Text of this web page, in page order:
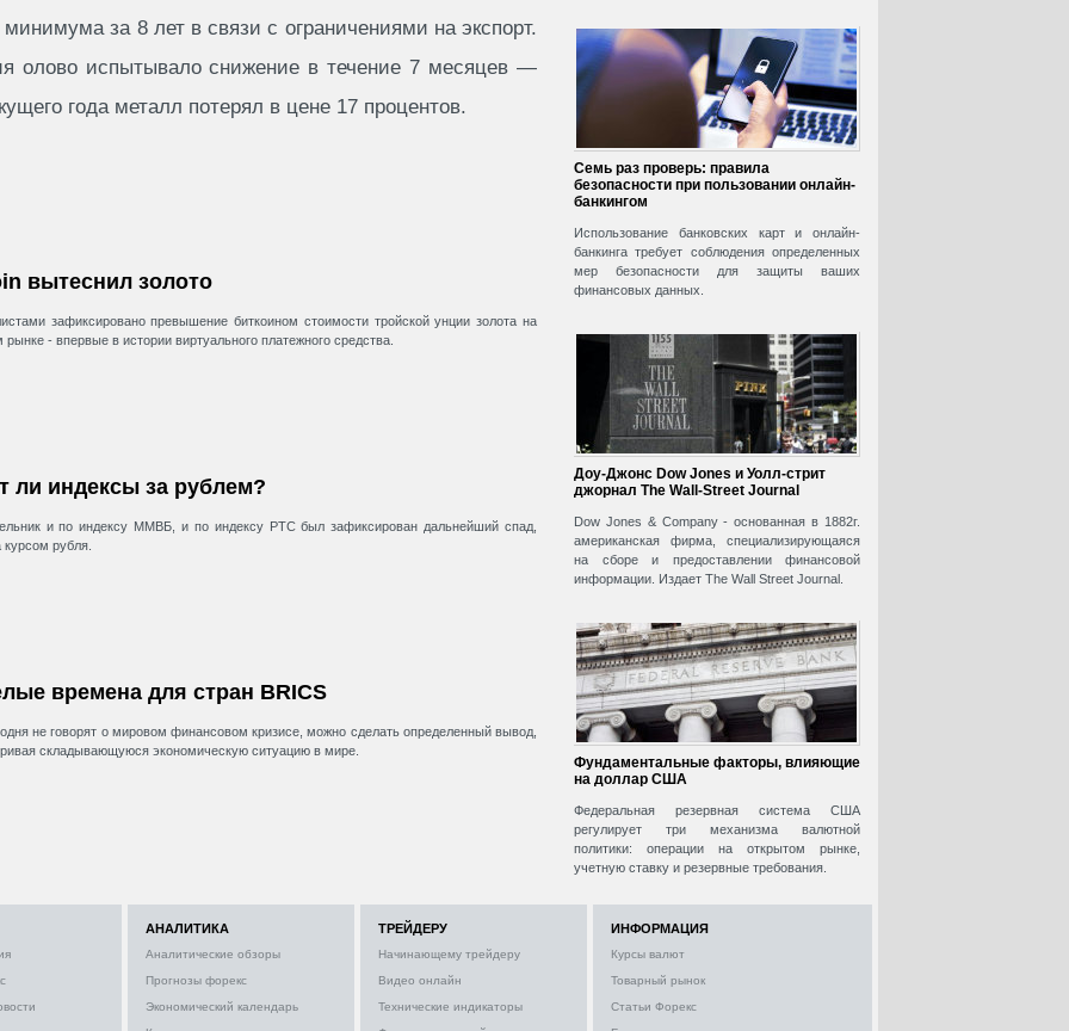
за 8 лет в связи с ограничениями на экспорт.
олово испытывало снижение в течение 7 месяцев —
года металл потерял в цене 17 процентов.
вытеснил золото
зафиксировано превышение биткоином стоимости тройской унции золота на
- впервые в истории виртуального платежного средства.
ли индексы за рублем?
и по индексу ММВБ, и по индексу РТС был зафиксирован дальнейший спад,
курсом рубля.
времена для стран BRICS
не говорят о мировом финансовом кризисе, можно сделать определенный вывод,
складывающуюся экономическую ситуацию в мире.
Семь раз проверь: правила
безопасности при пользовании онлайн-
банкингом
Использование банковских карт и онлайн-
банкинга требует соблюдения определенных
мер безопасности для защиты ваших
финансовых данных.
Доу-Джонс Dow Jones и Уолл-стрит
джорнал The Wall-Street Journal
Dow Jones & Company - основанная в 1882г.
американская фирма, специализирующаяся
на сборе и предоставлении финансовой
информации. Издает The Wall Street Journal.
Фундаментальные факторы, влияющие
на доллар США
Федеральная резервная система США
регулирует три механизма валютной
политики: операции на открытом рынке,
учетную ставку и резервные требования.
АНАЛИТИКА
Аналитические обзоры
Прогнозы форекс
Экономический календарь
ТРЕЙДЕРУ
Начинающему трейдеру
Видео онлайн
Технические индикаторы
ИНФОРМАЦИЯ
Курсы валют
Товарный рынок
Статьи Форекс